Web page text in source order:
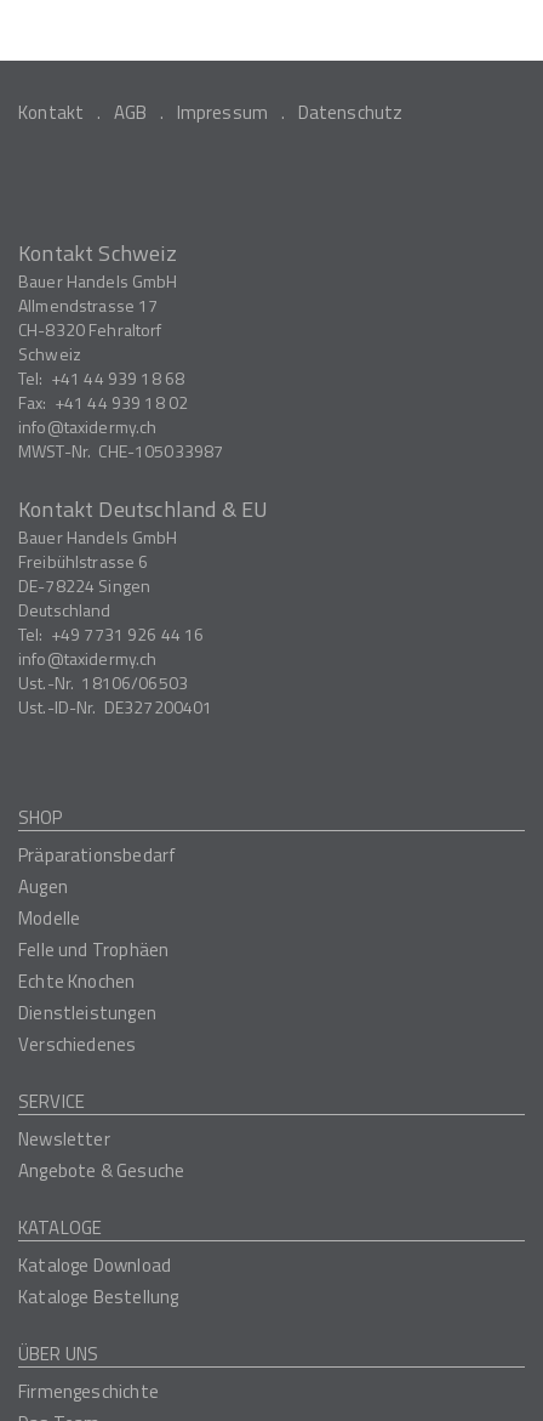
Kontakt AGB Impressum Datenschutz
Kontakt Schweiz
Bauer Handels GmbH
Allmendstrasse 17
CH-8320Fehraltorf
Schweiz
Tel: +41 44 939 18 68
Fax: +41 44 939 18 02
info
taxidermy.ch
MWST-Nr. CHE-105033987
Kontakt Deutschland & EU
Bauer Handels GmbH
Freibühlstrasse 6
DE-78224 Singen
Deutschland
Tel: +49 7731 926 44 16
info
taxidermy.ch
Ust.-Nr. 18106/06503
Ust.-ID-Nr. DE327200401
SHOP
Präparationsbedarf
Augen
Modelle
Felle und Trophäen
Echte Knochen
Dienstleistungen
Verschiedenes
SERVICE
Newsletter
Angebote & Gesuche
KATALOGE
Kataloge Download
Kataloge Bestellung
ÜBER UNS
Firmengeschichte